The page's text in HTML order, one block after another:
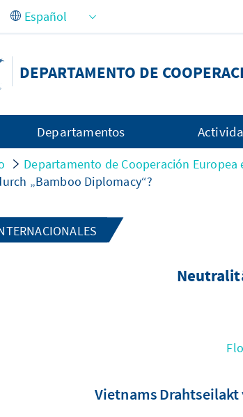
DEPARTAMENTO DE
Departamentos
Departamento de Cooperación
„Bamboo Diplomacy“?
Vietnams